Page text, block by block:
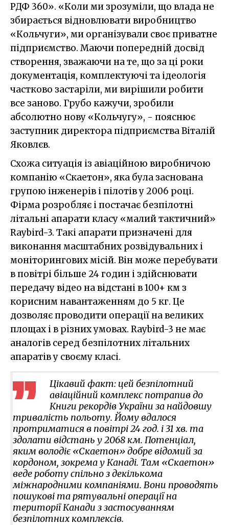
РДФ 360». «Коли ми зрозуміли, що влада не
збирається відновлювати виробництво
«Кольчуги», ми організували своє приватне
підприємство. Маючи попередній досвід
створення, зважаючи на те, що за ці роки
документація, комплектуючі та ідеологія
частково застаріли, ми вирішили робити
все заново. Грубо кажучи, зробили
абсолютно нову «Кольчугу», - пояснює
заступник директора підприємства Віталій
Яковлєв.
Схожа ситуація із авіаційною виробничою
компанію «Скаетон», яка була заснована
групою інженерів і пілотів у 2006 році.
Фірма розробляє і постачає безпілотні
літальні апарати класу «малий тактичний»
Raybird-3. Такі апарати призначені для
виконання масштабних розвідувальних і
моніторингових місій. Він може перебувати
в повітрі більше 24 годин і здійснювати
передачу відео на відстані в 100+ км з
корисним навантаженням до 5 кг. Це
дозволяє проводити операції на великих
площах і в різних умовах. Raybird-3 не має
аналогів серед безпілотних літальних
апаратів у своєму класі.
Цікавий факт: цей безпілотний
авіаційний комплекс потрапив до
Книги рекордів України за найдовшу
тривалість польоту. Йому вдалося
протриматися в повітрі 24 год. і 31 хв. та
здолати відстань у 2068 км. Потенціал,
яким володіє «Скаетон» добре відомий за
кордоном, зокрема у Канаді. Там «Скаетон»
веде роботу спільно з декількома
міжнародними компаніями. Вони проводять
пошукові та рятувальні операції на
території Канади з застосуванням
безпілотних комплексів.